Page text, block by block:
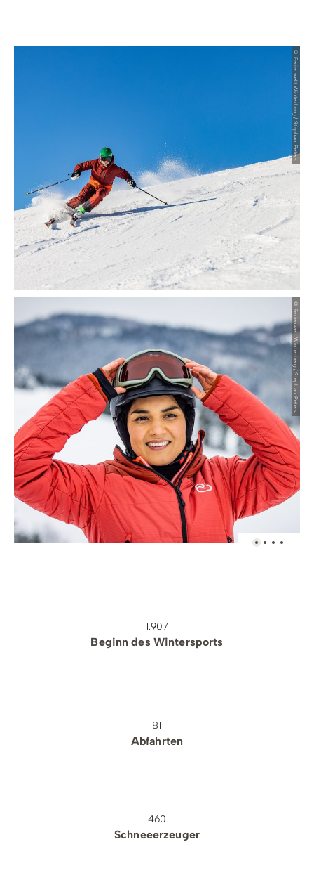
© Ferienwelt Winterberg / Stephan Peters
© Ferienwelt Winterberg / Stephan Peters
1.907
Beginn des Wintersports
81
Abfahrten
460
Schneeerzeuger